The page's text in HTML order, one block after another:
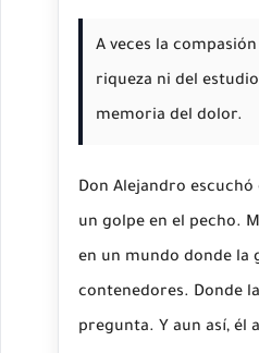
A veces la
riqueza ni del
memoria del dolor.
Don Alejandro
un golpe en el pecho.
en un mundo donde la
contenedores. Donde
pregunta. Y aun así, él